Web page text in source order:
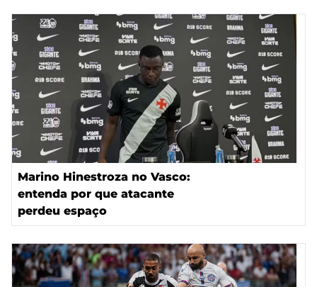
Marino Hinestroza no Vasco:
entenda por que atacante
perdeu espaço